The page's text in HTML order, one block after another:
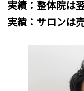
実績：整体院は
実績：サロンは